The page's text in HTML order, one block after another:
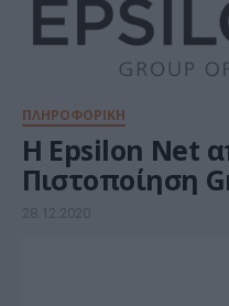
ΠΛΗΡΟΦΟΡΙΚΗ
H Epsilon Net
Πιστοποίηση
28.12.2020